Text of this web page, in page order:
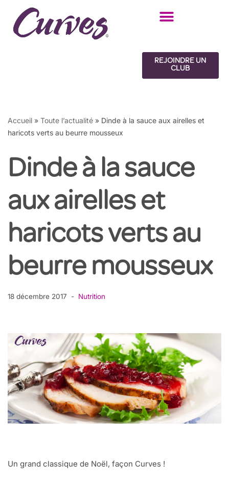
Aller
REJOINDRE UN
CLUB
Accueil » Toute l’actualité » Dinde à la sauce aux airelles et
haricots verts au beurre mousseux
Dinde à la sauce
aux airelles et
haricots verts au
beurre mousseux
18 décembre 2017 Nutrition
Un grand classique de Noël, façon Curves !